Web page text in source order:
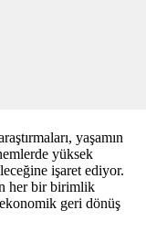
yaşamın
yüksek
işaret ediyor.
her bir birimlik
geri dönüş